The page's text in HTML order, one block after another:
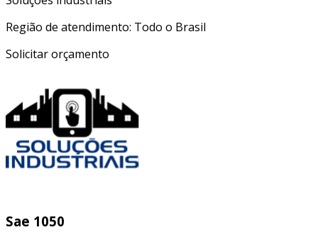
Região de atendimento: Todo o Brasil
Solicitar orçamento
Sae 1050